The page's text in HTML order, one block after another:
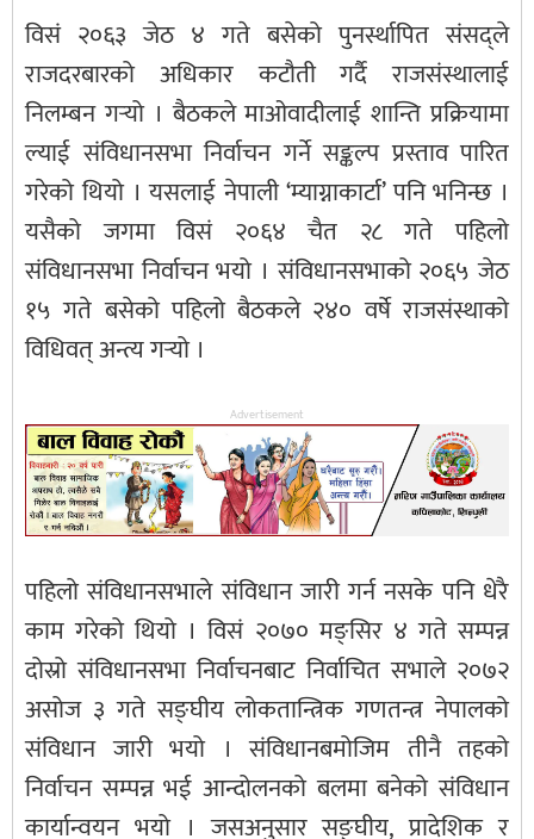
विसं २०६३ जेठ ४ गते बसेको पुनर्स्थापित संसद्ले
राजदरबारको अधिकार कटौती गर्दै राजसंस्थालाई
निलम्बन गर्‍यो । बैठकले माओवादीलाई शान्ति प्रक्रियामा
ल्याई संविधानसभा निर्वाचन गर्ने सङ्कल्प प्रस्ताव पारित
गरेको थियो । यसलाई नेपाली ‘म्याग्नाकार्टा’ पनि भनिन्छ ।
यसैको जगमा विसं २०६४ चैत २८ गते पहिलो
संविधानसभा निर्वाचन भयो । संविधानसभाको २०६५ जेठ
१५ गते बसेको पहिलो बैठकले २४० वर्षे राजसंस्थाको
विधिवत् अन्त्य गर्‍यो ।
Advertisement
पहिलो संविधानसभाले संविधान जारी गर्न नसके पनि धेरै
काम गरेको थियो । विसं २०७० मङ्सिर ४ गते सम्पन्न
दोस्रो संविधानसभा निर्वाचनबाट निर्वाचित सभाले २०७२
असोज ३ गते सङ्घीय लोकतान्त्रिक गणतन्त्र नेपालको
संविधान जारी भयो । संविधानबमोजिम तीनै तहको
निर्वाचन सम्पन्न भई आन्दोलनको बलमा बनेको संविधान
कार्यान्वयन भयो । जसअनुसार सङ्घीय, प्रादेशिक र